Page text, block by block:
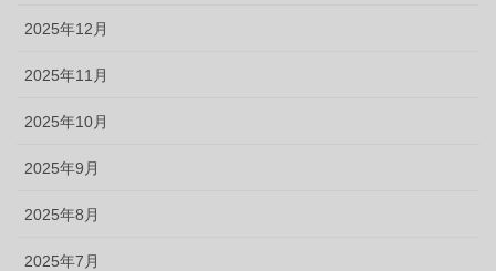
2025年12月
2025年11月
2025年10月
2025年9月
2025年8月
2025年7月